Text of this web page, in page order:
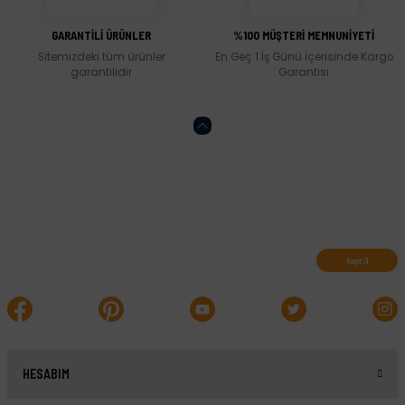
GARANTİLİ ÜRÜNLER
Sitemizdeki tüm ürünler
garantilidir
%100 MÜŞTERİ MEMNUNİYETİ
En Geç 1 İş Günü İçerisinde Kargo
Garantisi
Kayıt Ol
HESABIM